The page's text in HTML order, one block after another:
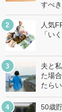
すべ
人気
「い
夫と
た場
たら
50歳